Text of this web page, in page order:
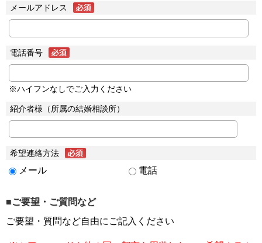
メールアドレス
電話番号
※ハイフンなしでご入力ください
紹介者様（所属の結婚相談所）
希望連絡方法
メール 電話
■ご要望・ご質問など
ご要望・質問など自由にご記入ください